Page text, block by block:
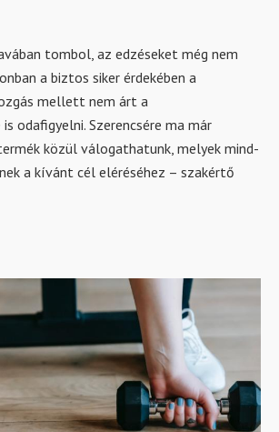
tombol, az edzéseket még nem
a biztos siker érdekében a
mellett nem árt a
odafigyelni. Szerencsére ma már
közül válogathatunk, melyek mind-
a kívánt cél eléréséhez – szakértő